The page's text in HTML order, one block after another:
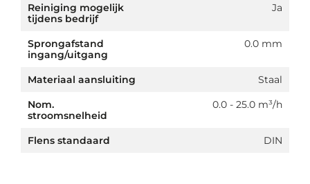
Reiniging mogelijk
tijdens bedrijf
Ja
Sprongafstand
ingang/uitgang
0.0 mm
Materiaal aansluiting
Staal
Nom.
stroomsnelheid
0.0 - 25.0 m³/h
Flens standaard DIN